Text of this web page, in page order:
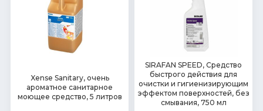
наличии
Xense Sanitary, очень
ароматное санитарное
моющее средство, 5 литров
наличии
SIRAFAN SPEED, Средство
быстрого действия для
очистки и гигиенизирующим
эффектом поверхностей, без
смывания, 750 мл